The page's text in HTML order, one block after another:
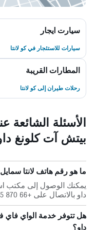
سيارت ايجار
سيارات للاستئجار في كو لانتا
المطارات القريبة
رحلات طيران إلى كو لانتا
الأسئلة الشائعة
بيتش آت كلونغ
ما هو رقم هاتف لانتا
يمكنك الوصول إلى مكتب
داو بالاتصال على +66 870 465 744.
هل تتوفر خدمة الواي فاي
داو؟